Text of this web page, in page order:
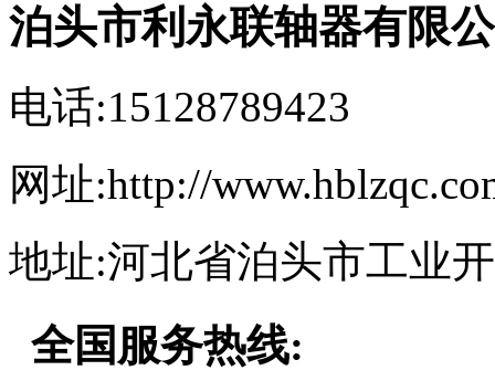
泊头市利永联轴器有限
电话:15128789423
网址:http://
地址:河北省泊头市工业
全国服务热线: